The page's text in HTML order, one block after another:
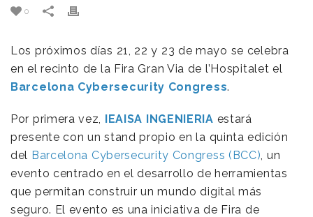
0
Los próximos días 21, 22 y 23 de mayo se celebra
en el recinto de la Fira Gran Via de l’Hospitalet el
Barcelona Cybersecurity Congress.
Por primera vez, IEAISA INGENIERIA estará
presente con un stand propio en la quinta edición
del Barcelona Cybersecurity Congress (BCC), un
evento centrado en el desarrollo de herramientas
que permitan construir un mundo digital más
seguro. El evento es una iniciativa de Fira de